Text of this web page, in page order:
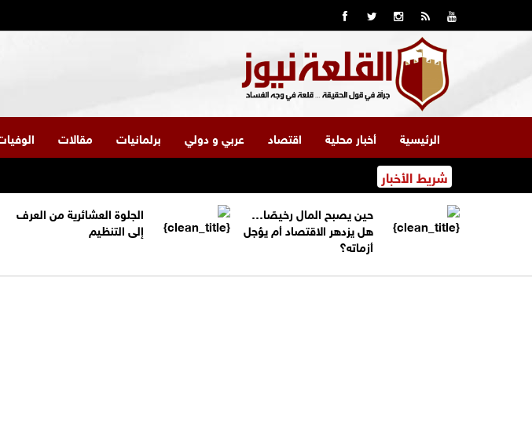
الرئيسية أخبار محلية اقتصاد عربي و دولي برلمانيات مقالات
شريط الأخبار
حين يصبح المال رخيصًا…
هل يزدهر الاقتصاد أم يؤجل
أزماته؟
الجلوة العشائرية من العرف
إلى التنظيم